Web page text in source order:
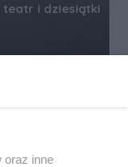
teatr i dziesiątki
oraz inne